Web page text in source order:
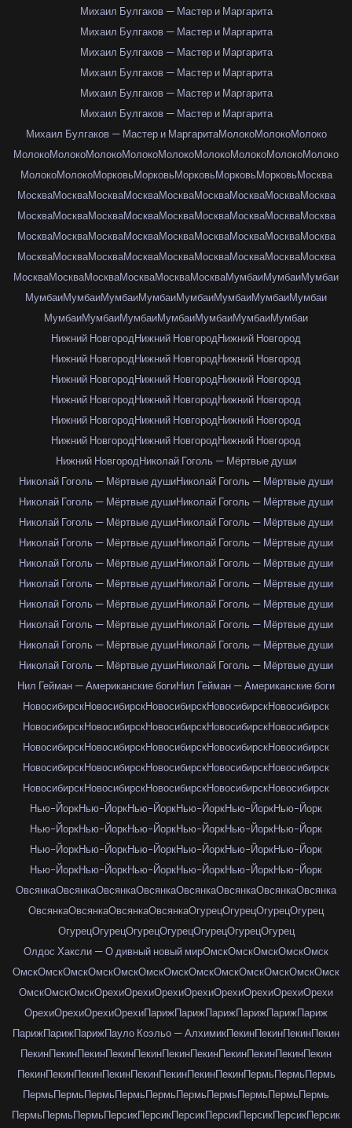
Михаил Булгаков — Мастер и Маргарита
Михаил Булгаков — Мастер и Маргарита
Михаил Булгаков — Мастер и Маргарита
Михаил Булгаков — Мастер и Маргарита
Михаил Булгаков — Мастер и Маргарита
Михаил Булгаков — Мастер и Маргарита
Михаил Булгаков — Мастер и МаргаритаМолокоМолокоМолоко
МолокоМолокоМолокоМолокоМолокоМолокоМолокоМолокоМолоко
МолокоМолокоМорковьМорковьМорковьМорковьМорковьМосква
МоскваМоскваМоскваМоскваМоскваМоскваМоскваМоскваМосква
МоскваМоскваМоскваМоскваМоскваМоскваМоскваМоскваМосква
МоскваМоскваМоскваМоскваМоскваМоскваМоскваМоскваМосква
МоскваМоскваМоскваМоскваМоскваМоскваМоскваМоскваМосква
МоскваМоскваМоскваМоскваМоскваМоскваМумбаиМумбаиМумбаи
МумбаиМумбаиМумбаиМумбаиМумбаиМумбаиМумбаиМумбаи
МумбаиМумбаиМумбаиМумбаиМумбаиМумбаиМумбаи
Нижний НовгородНижний НовгородНижний Новгород
Нижний НовгородНижний НовгородНижний Новгород
Нижний НовгородНижний НовгородНижний Новгород
Нижний НовгородНижний НовгородНижний Новгород
Нижний НовгородНижний НовгородНижний Новгород
Нижний НовгородНижний НовгородНижний Новгород
Нижний НовгородНиколай Гоголь — Мёртвые души
Николай Гоголь — Мёртвые душиНиколай Гоголь — Мёртвые души
Николай Гоголь — Мёртвые душиНиколай Гоголь — Мёртвые души
Николай Гоголь — Мёртвые душиНиколай Гоголь — Мёртвые души
Николай Гоголь — Мёртвые душиНиколай Гоголь — Мёртвые души
Николай Гоголь — Мёртвые душиНиколай Гоголь — Мёртвые души
Николай Гоголь — Мёртвые душиНиколай Гоголь — Мёртвые души
Николай Гоголь — Мёртвые душиНиколай Гоголь — Мёртвые души
Николай Гоголь — Мёртвые душиНиколай Гоголь — Мёртвые души
Николай Гоголь — Мёртвые душиНиколай Гоголь — Мёртвые души
Николай Гоголь — Мёртвые душиНиколай Гоголь — Мёртвые души
Нил Гейман — Американские богиНил Гейман — Американские боги
НовосибирскНовосибирскНовосибирскНовосибирскНовосибирск
НовосибирскНовосибирскНовосибирскНовосибирскНовосибирск
НовосибирскНовосибирскНовосибирскНовосибирскНовосибирск
НовосибирскНовосибирскНовосибирскНовосибирскНовосибирск
НовосибирскНовосибирскНовосибирскНовосибирскНовосибирск
Нью-ЙоркНью-ЙоркНью-ЙоркНью-ЙоркНью-ЙоркНью-Йорк
Нью-ЙоркНью-ЙоркНью-ЙоркНью-ЙоркНью-ЙоркНью-Йорк
Нью-ЙоркНью-ЙоркНью-ЙоркНью-ЙоркНью-ЙоркНью-Йорк
Нью-ЙоркНью-ЙоркНью-ЙоркНью-ЙоркНью-ЙоркНью-Йорк
ОвсянкаОвсянкаОвсянкаОвсянкаОвсянкаОвсянкаОвсянкаОвсянка
ОвсянкаОвсянкаОвсянкаОвсянкаОгурецОгурецОгурецОгурец
ОгурецОгурецОгурецОгурецОгурецОгурецОгурец
Олдос Хаксли — О дивный новый мирОмскОмскОмскОмскОмск
ОмскОмскОмскОмскОмскОмскОмскОмскОмскОмскОмскОмскОмск
ОмскОмскОмскОрехиОрехиОрехиОрехиОрехиОрехиОрехиОрехи
ОрехиОрехиОрехиОрехиПарижПарижПарижПарижПарижПариж
ПарижПарижПарижПауло Коэльо — АлхимикПекинПекинПекинПекин
ПекинПекинПекинПекинПекинПекинПекинПекинПекинПекинПекин
ПекинПекинПекинПекинПекинПекинПекинПекинПермьПермьПермь
ПермьПермьПермьПермьПермьПермьПермьПермьПермьПермь
ПермьПермьПермьПерсикПерсикПерсикПерсикПерсикПерсикПерсик